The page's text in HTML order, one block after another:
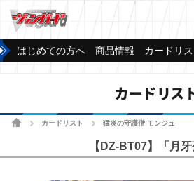
はじめての方へ 商品情報 カードリス
カードリス
ホームカードリスト 猛炎の守護僧 モンジュ
【DZ-BT07】「月牙